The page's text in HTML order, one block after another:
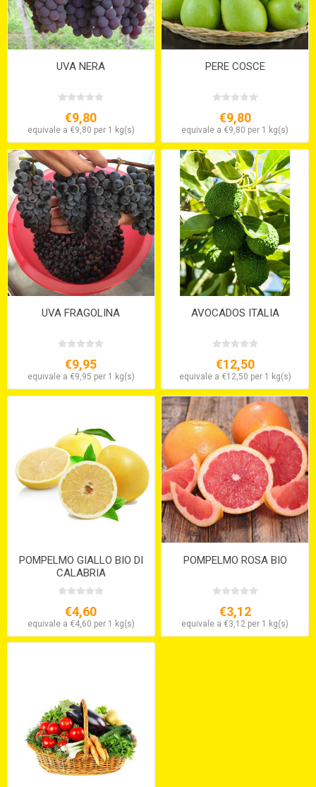
UVA NERA
€9,80
equivale a €9,80 per 1 kg(s)
PERE COSCE
€9,80
equivale a €9,80 per 1 kg(s)
UVA FRAGOLINA
€9,95
equivale a €9,95 per 1 kg(s)
AVOCADOS ITALIA
€12,50
equivale a €12,50 per 1 kg(s)
POMPELMO GIALLO BIO DI
CALABRIA
€4,60
equivale a €4,60 per 1 kg(s)
POMPELMO ROSA BIO
€3,12
equivale a €3,12 per 1 kg(s)